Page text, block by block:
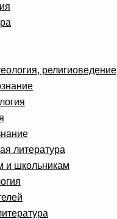
религиоведение
литература
и школьникам